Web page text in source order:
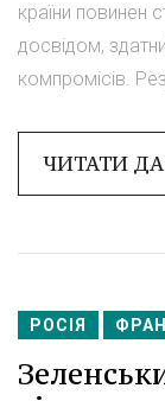
країни повинен
досвідом,
компромісів.
ЧИТАТИ
РОСІЯ